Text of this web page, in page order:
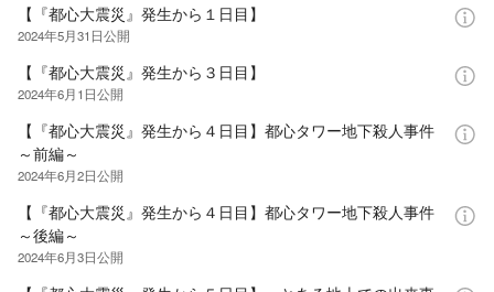
【『都心大震災』発生から１日目】
2024年5月31日公開
【『都心大震災』発生から３日目】
2024年6月1日公開
【『都心大震災』発生から４日目】都心タワー地下殺人事件
～前編～
2024年6月2日公開
【『都心大震災』発生から４日目】都心タワー地下殺人事件
～後編～
2024年6月3日公開